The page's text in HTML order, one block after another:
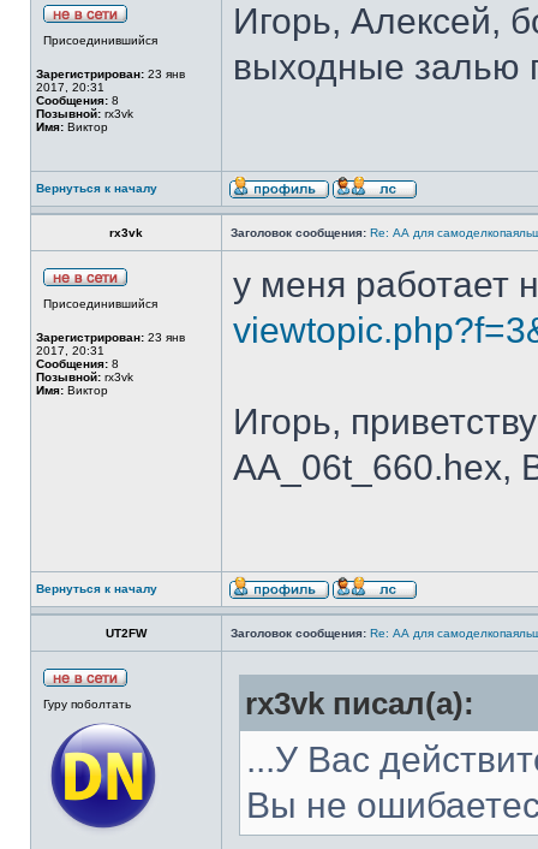
Присоединившийся
Зарегистрирован: 23 янв
2017, 20:31
Сообщения: 8
Позывной: rx3vk
Имя: Виктор
Игорь, Алексей,
выходные залью
Вернуться к началу
rx3vk Заголовок сообщения: Re: АА для
Присоединившийся
Зарегистрирован: 23 янв
2017, 20:31
Сообщения: 8
Позывной: rx3vk
Имя: Виктор
у меня работает
Игорь,
AA_06t_660.hex,
Вернуться к началу
UT2FW Заголовок сообщения: Re: АА для
Гуру поболтать rx3vk писал(а):
...У Вас
Вы не